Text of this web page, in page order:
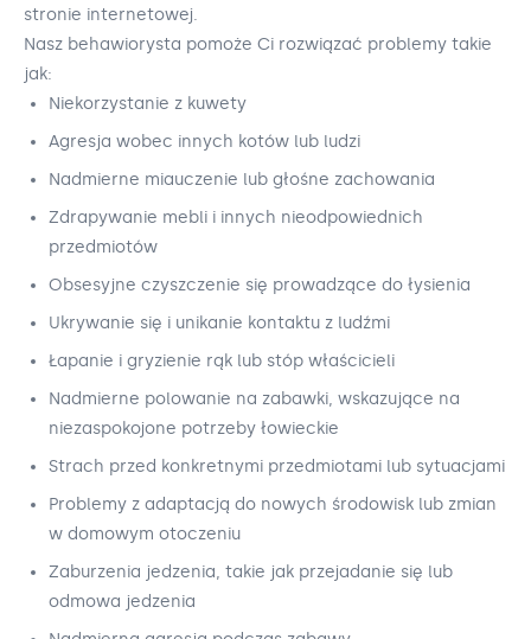
stronie internetowej.
Nasz behawiorysta pomoże Ci rozwiązać problemy takie
jak:
Niekorzystanie z kuwety
Agresja wobec innych kotów lub ludzi
Nadmierne miauczenie lub głośne zachowania
Zdrapywanie mebli i innych nieodpowiednich
przedmiotów
Obsesyjne czyszczenie się prowadzące do łysienia
Ukrywanie się i unikanie kontaktu z ludźmi
Łapanie i gryzienie rąk lub stóp właścicieli
Nadmierne polowanie na zabawki, wskazujące na
niezaspokojone potrzeby łowieckie
Strach przed konkretnymi przedmiotami lub sytuacjami
Problemy z adaptacją do nowych środowisk lub zmian
w domowym otoczeniu
Zaburzenia jedzenia, takie jak przejadanie się lub
odmowa jedzenia